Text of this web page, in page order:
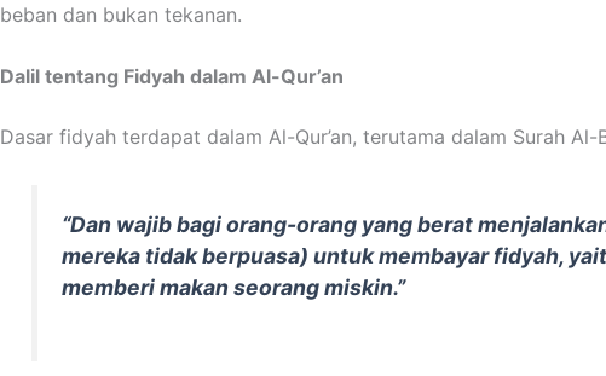
beban dan bukan tekanan.
Dalil tentang Fidyah dalam Al-Qur’an
Dasar fidyah terdapat dalam Al-Qur’an, terutama dalam Surah Al-
“Dan wajib bagi orang-orang yang berat
mereka tidak berpuasa) untuk membayar fidyah,
memberi makan seorang miskin.”